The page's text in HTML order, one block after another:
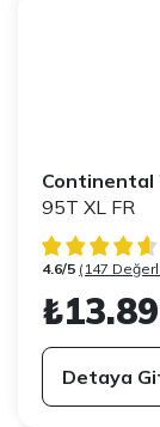
Continental
95T XL FR
4.6/5 (147
Detaya